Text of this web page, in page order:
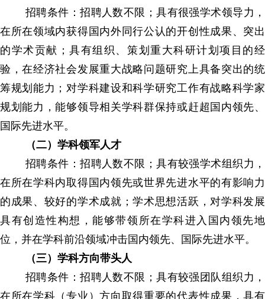
招聘条件：招聘人数不限；具有很强学术领导力，
在所在领域内获得国内外同行公认的开创性成果、突出
的学术贡献；具有组织、策划重大科研计划项目的经
验，在经济社会发展重大战略问题研究上具备突出的统
筹规划能力；对学科建设和科学研究工作有战略科学家
规划能力，能够领导相关学科群保持或赶超国内领先、
国际先进水平。
（二）学科领军人才
招聘条件：招聘人数不限；具有较强学术组织力，
在所在学科内取得国内领先或世界先进水平的有影响力
的成果、较好的学术成就；学术思想活跃，对学科发展
具有创造性构想，能够带领所在学科进入国内领先地
位，并在学科前沿领域冲击国内领先、国际先进水平。
（三）学科方向带头人
招聘条件：招聘人数不限；具有较强团队组织力，
在所在学科（专业）方向取得重要的代表性成果，具有